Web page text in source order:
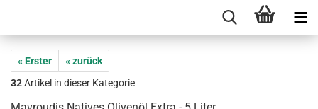
« Erster
« zurück
32Artikel in dieser Kategorie